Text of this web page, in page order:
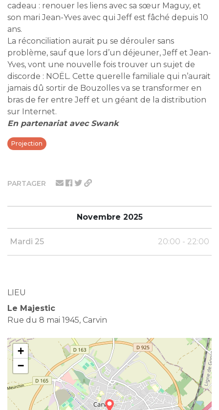
PARTAGER
Novembre 2025
Mardi 25 20:00 - 22:00
LIEU
Le Majestic
Rue du 8 mai 1945, Carvin
+
−
cadeau : renouer les liens avec sa sœur Maguy, et
son mari Jean-Yves avec qui Jeff est fâché depuis 10
ans.
La réconciliation aurait pu se dérouler sans
problème, sauf que lors d’un déjeuner, Jeff et Jean-
Yves, vont une nouvelle fois trouver un sujet de
discorde : NOËL. Cette querelle familiale qui n’aurait
jamais dû sortir de Bouzolles va se transformer en
bras de fer entre Jeff et un géant de la distribution
sur Internet.
En partenariat avec Swank
Projection